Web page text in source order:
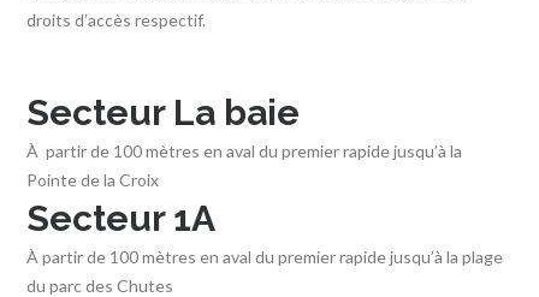
droits d’accès respectif.
Secteur La baie
À partir de 100 mètres en aval du premier rapide jusqu’à la
Pointe de la Croix
Secteur 1A
À partir de 100 mètres en aval du premier rapide jusqu’à la plage
du parc des Chutes